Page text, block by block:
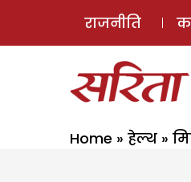
राजनीति
Home » हेल्थ »